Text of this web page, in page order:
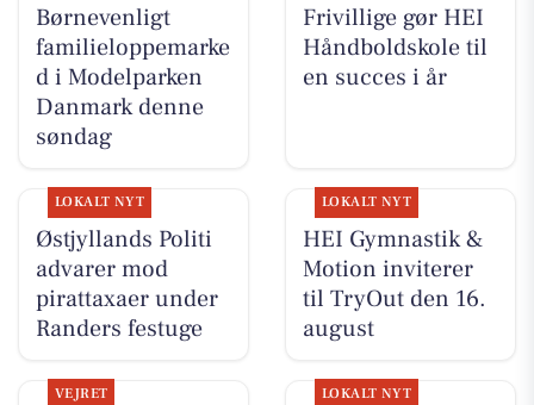
Børnevenligt
familieloppemarke
d i Modelparken
Danmark denne
søndag
Frivillige gør HEI
Håndboldskole til
en succes i år
LOKALT NYT
Østjyllands Politi
advarer mod
pirattaxaer under
Randers festuge
LOKALT NYT
HEI Gymnastik &
Motion inviterer
til TryOut den 16.
august
VEJRET LOKALT NYT